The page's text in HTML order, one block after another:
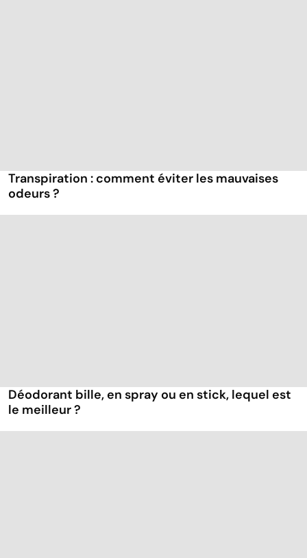
Transpiration : comment éviter les mauvaises
odeurs ?
Déodorant bille, en spray ou en stick, lequel est
le meilleur ?